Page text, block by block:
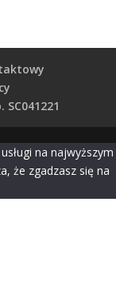
na najwyższym
że zgadzasz się na